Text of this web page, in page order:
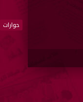
حوارات